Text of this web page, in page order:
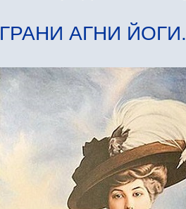
ГРАНИ АГНИ ЙОГИ.